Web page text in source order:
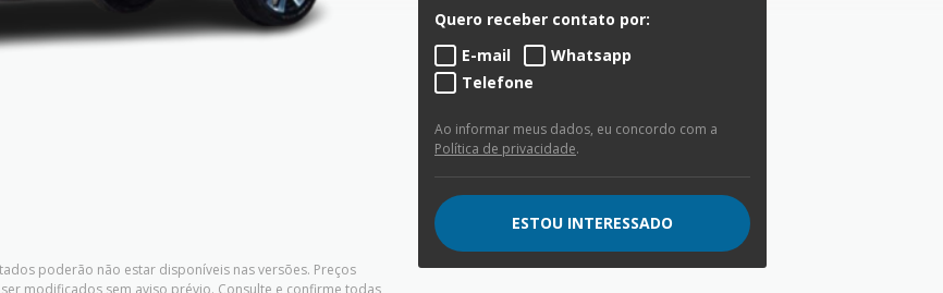
poderão não estar disponíveis nas versões. Preços
Quero receber contato por:
E-mail
Whatsapp
Telefone
Ao informar meus dados, eu concordo com a
Política de privacidade.
ESTOU INTERESSADO